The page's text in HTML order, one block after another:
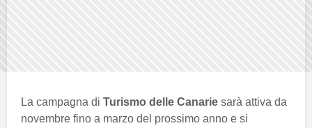
La campagna di Turismo delle Canarie sarà attiva da
novembre fino a marzo del prossimo anno e si